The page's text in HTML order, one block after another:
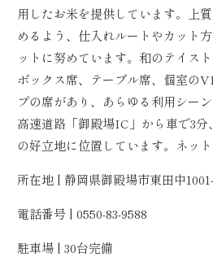
用したお米を提供しています。上
めるよう、仕入れルートやカット
ットに努めています。和のテイス
ボックス席、テーブル席、個室の
プの席があり、あらゆる利用シー
高速道路「御殿場IC」から車で3
の好立地に位置しています。ネット
所在地 | 静岡県御殿場市東田中
電話番号 | 0550-83-9588
駐車場 | 30台完備